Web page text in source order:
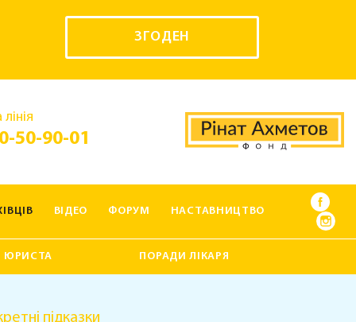
ЗГОДЕН
50-90-01
ВІДЕО ФОРУМ
НАСТАВНИЦТВО
ЮРИСТА ПОРАДИ ЛІКАРЯ
підказки